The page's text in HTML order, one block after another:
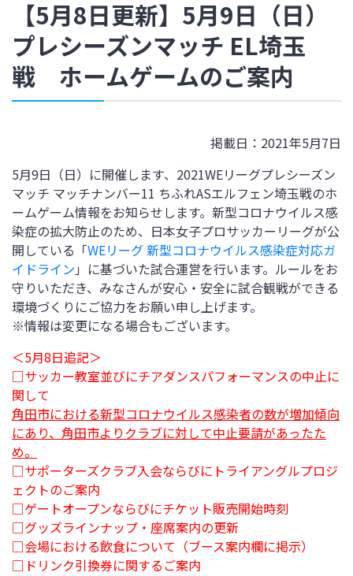
【5月8日更新】5月9日（日）
プレシーズンマッチ EL埼玉
戦 ホームゲームのご案内
掲載日：2021年5月7日
5月9日（日）に開催します、2021WEリーグプレシーズン
マッチ マッチナンバー11 ちふれASエルフェン埼玉戦のホ
ームゲーム情報をお知らせします。新型コロナウイルス感
染症の拡大防止のため、日本女子プロサッカーリーグが公
開している「WEリーグ新型コロナウイルス感染症対応ガ
イドライン 」に基づいた試合運営を行います。 ルールをお
守りいただき、みなさんが安心・安全に試合観戦ができる
環境づくりにご協力をお願い申し上げます。
※情報は変更になる場合もございます。
＜5月8日追記＞
□サッカー教室並びにチアダンスパフォーマンスの中止に
関して
角田市における新型コロナウイルス感染者の数が増加傾向
にあり、角田市よりクラブに対して中止要請があったた
め。
□サポーターズクラブ入会ならびにトライアングルプロジ
ェクトのご案内
□ゲートオープンならびにチケット販売開始時刻
□グッズラインナップ・座席案内の更新
□会場における飲食について（ブース案内欄に掲示）
□ドリンク引換券に関するご案内